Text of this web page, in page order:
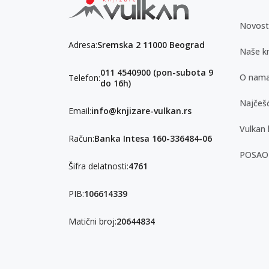
Adresa:Sremska 2 11000 Beograd
Telefon:011 4540900 (pon-subota 9
do 16h)
Email:info@knjizare-vulkan.rs
Račun:Banka Intesa 160-336484-06
Šifra delatnosti:4761
PIB:106614339
Matični broj:20644834
Naše
O
Vulkan
POSAO